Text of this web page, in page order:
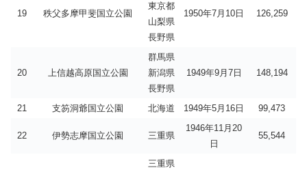
19 秩父多摩甲斐国立公園
東京都
山梨県
長野県
1950年7月10日 126,259
20 上信越高原国立公園
群馬県
新潟県
長野県
1949年9月7日 148,194
21 支笏洞爺国立公園 北海道 1949年5月16日 99,473
22 伊勢志摩国立公園 三重県
1946年11月20
日
55,544
三重県